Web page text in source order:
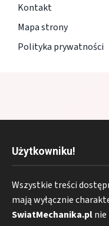
Kontakt
Mapa strony
Polityka prywatności
Użytkowniku!
Wszystkie treści
mają wyłącznie
SwiatMechanika.pl